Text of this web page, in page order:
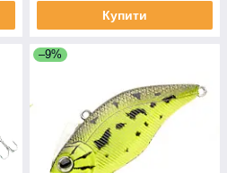
Купити
–9%